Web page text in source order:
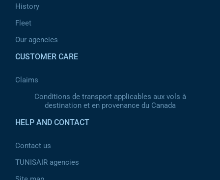
History
Fleet
Our agencies
CUSTOMER CARE
Claims
Conditions de transport applicables aux vols à
destination et en provenance du Canada
HELP AND CONTACT
Contact us
TUNISAIR agencies